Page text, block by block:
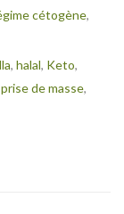
cétogène,
, halal, Keto,
prise de masse,